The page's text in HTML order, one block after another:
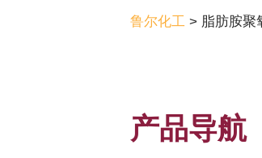
鲁尔化工 > 脂肪胺聚
产品导航